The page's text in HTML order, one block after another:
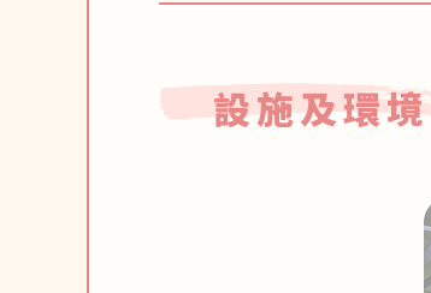
設施及環境